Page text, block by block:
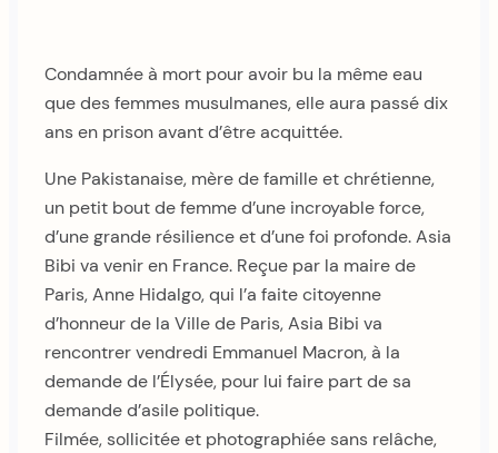
Condamnée à mort pour avoir bu la même eau
que des femmes musulmanes, elle aura passé dix
ans en prison avant d’être acquittée.
Une Pakistanaise, mère de famille et chrétienne,
un petit bout de femme d’une incroyable force,
d’une grande résilience et d’une foi profonde. Asia
Bibi va venir en France. Reçue par la maire de
Paris, Anne Hidalgo, qui l’a faite citoyenne
d’honneur de la Ville de Paris, Asia Bibi va
rencontrer vendredi Emmanuel Macron, à la
demande de l’Élysée, pour lui faire part de sa
demande d’asile politique.
Filmée, sollicitée et photographiée sans relâche,